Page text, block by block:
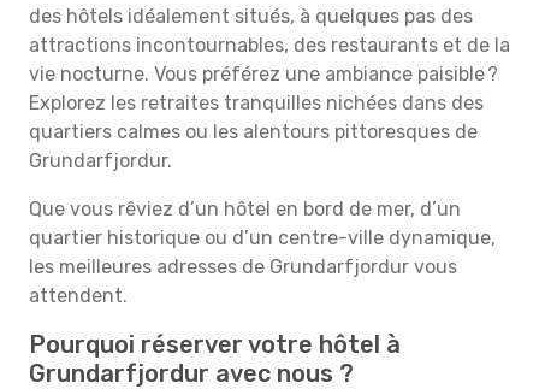
des hôtels idéalement situés, à quelques pas des
attractions incontournables, des restaurants et de la
vie nocturne. Vous préférez une ambiance paisible ?
Explorez les retraites tranquilles nichées dans des
quartiers calmes ou les alentours pittoresques de
Grundarfjordur.
Que vous rêviez d’un hôtel en bord de mer, d’un
quartier historique ou d’un centre-ville dynamique,
les meilleures adresses de Grundarfjordur vous
attendent.
Pourquoi réserver votre hôtel à
Grundarfjordur avec nous ?